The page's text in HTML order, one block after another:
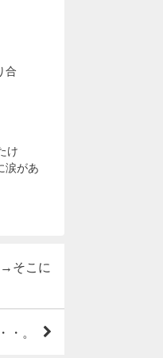
合
け
涙があ
→そこに
・。